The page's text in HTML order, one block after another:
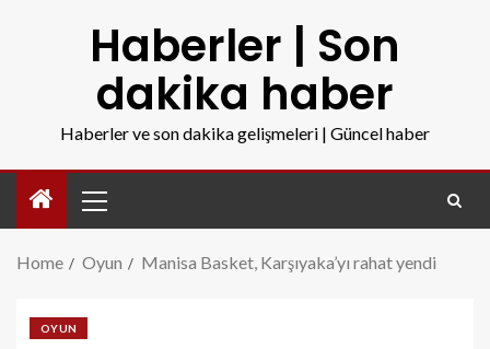
Haberler | Son
dakika haber
Haberler ve son dakika gelişmeleri | Güncel haber
Home Oyun Manisa Basket, Karşıyaka’yı rahat yendi
OYUN